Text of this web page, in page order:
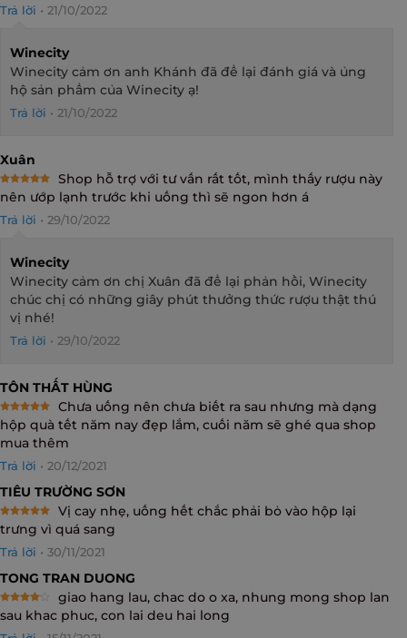
Trả lời • 21/10/2022
Winecity
Winecity cảm ơn anh Khánh đã để lại đánh giá và ủng
hộ sản phẩm của Winecity ạ!
Trả lời • 21/10/2022
Xuân
Rated
5
out of 5
Shop hỗ trợ với tư vấn rất tốt, mình thấy rượu này
nên ướp lạnh trước khi uống thì sẽ ngon hơn á
Trả lời • 29/10/2022
Winecity
Winecity cảm ơn chị Xuân đã để lại phản hồi, Winecity
chúc chị có những giây phút thưởng thức rượu thật thú
vị nhé!
Trả lời • 29/10/2022
TÔN THẤT HÙNG
Rated
5
out of 5
Chưa uống nên chưa biết ra sau nhưng mà dạng
hộp quà tết năm nay đẹp lắm, cuối năm sẽ ghé qua shop
mua thêm
Trả lời • 20/12/2021
TIÊU TRƯỜNG SƠN
Rated 5
out of 5
Vị cay nhẹ, uống hết chắc phải bỏ vào hộp lại
trưng vì quá sang
Trả lời • 30/11/2021
TONG TRAN DUONG
Rated4
out of 5
giao hang lau, chac do o xa, nhung mong shop lan
sau khac phuc, con lai deu hai long